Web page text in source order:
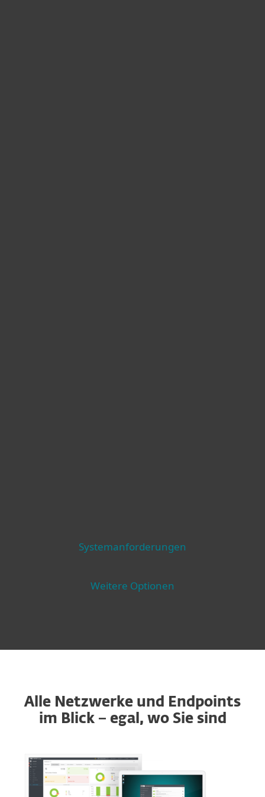
Systemanforderungen
Weitere Optionen
Alle Netzwerke und Endpoints
im Blick − egal, wo Sie sind